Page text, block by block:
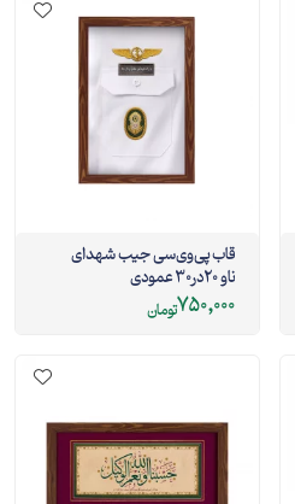
قاب پی‌وی‌سی جیب شهدای
ناو 20در30 عمودی
750,000تومان